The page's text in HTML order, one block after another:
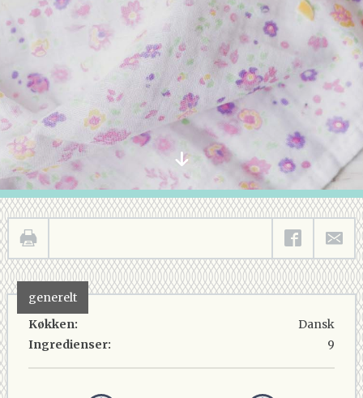
generelt
Køkken:
Ingredienser:
Dansk
9